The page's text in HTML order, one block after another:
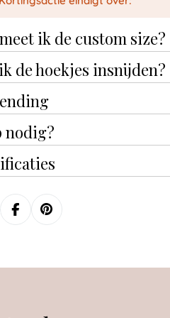
ik de custom size?
de hoekjes insnijden?
nodig?